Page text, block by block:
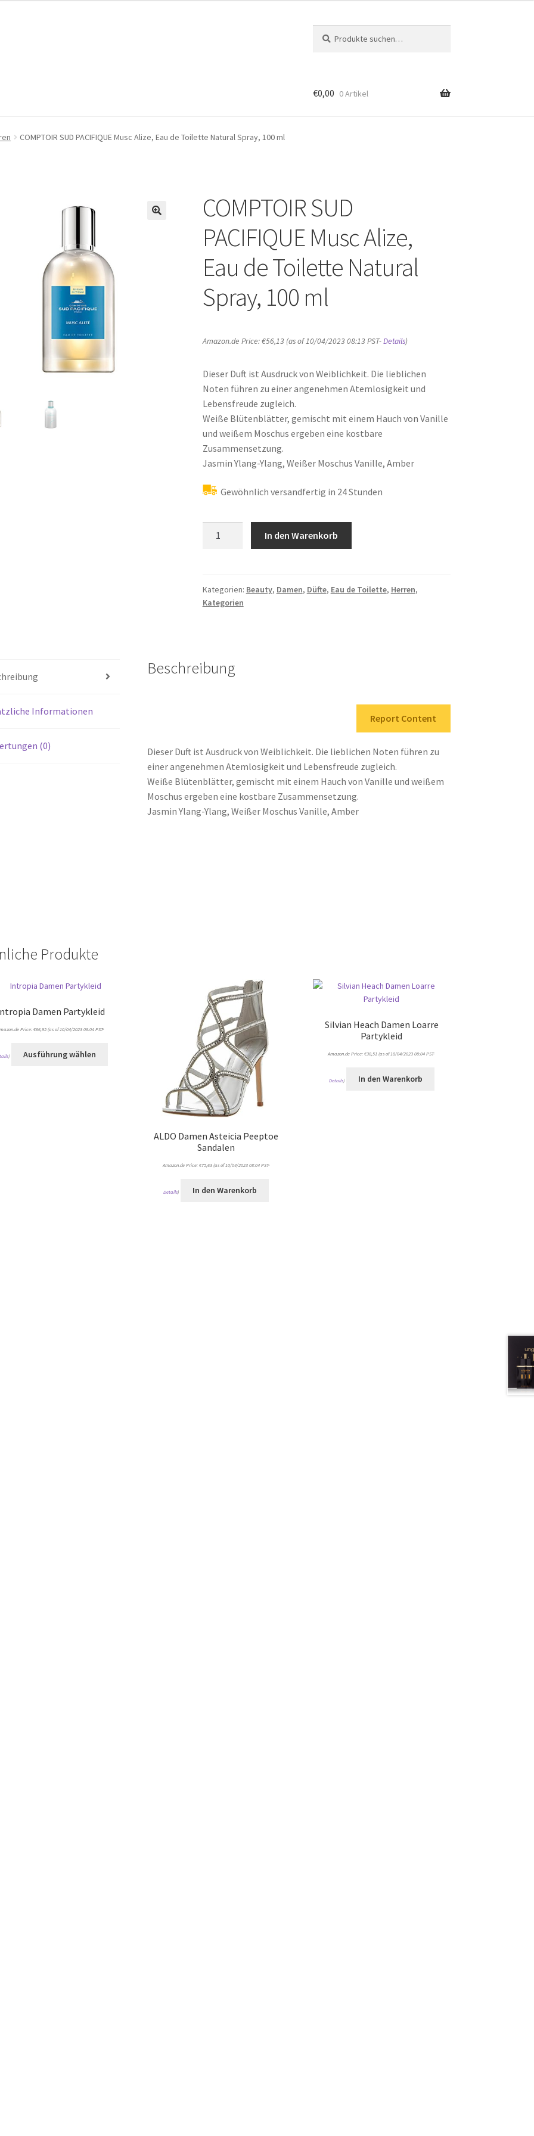
nach:
€0,00 0 Artikel
COMPTOIR SUD PACIFIQUE Musc Alize, Eau de Toilette Natural Spray, 100 ml
COMPTOIR SUD
PACIFIQUE Musc Alize,
Eau de Toilette Natural
Spray, 100 ml
Amazon.de Price:€56,13 (as of 10/04/2023 08:13 PST-Details)
Dieser Duft ist Ausdruck von Weiblichkeit. Die lieblichen
Noten führen zu einer angenehmen Atemlosigkeit und
Lebensfreude zugleich.
Weiße Blütenblätter, gemischt mit einem Hauch von Vanille
und weißem Moschus ergeben eine kostbare
Zusammensetzung.
Jasmin Ylang-Ylang, Weißer Moschus Vanille, Amber
Gewöhnlich versandfertig in 24 Stunden
Alize,
Eau
Spray,
In den Warenkorb
Kategorien: Beauty, Damen, Düfte, Eau de Toilette, Herren,
Kategorien
Informationen
(0)
Beschreibung
Report Content
Dieser Duft ist Ausdruck von Weiblichkeit. Die lieblichen Noten führen zu
einer angenehmen Atemlosigkeit und Lebensfreude zugleich.
Weiße Blütenblätter, gemischt mit einem Hauch von Vanille und weißem
Moschus ergeben eine kostbare Zusammensetzung.
Jasmin Ylang-Ylang, Weißer Moschus Vanille, Amber
Produkte
Damen Partykleid
Price:€66,95 (as of 10/04/2023 08:04 PST-
) Ausführung wählen
ALDO Damen Asteicia Peeptoe
Sandalen
Amazon.de Price: €75,63(as of 10/04/2023 08:04 PST-
Details) In den Warenkorb
Silvian Heach Damen Loarre
Partykleid
Amazon.de Price:€38,51 (as of 10/04/2023 08:04 PST-
Details) In den Warenkorb